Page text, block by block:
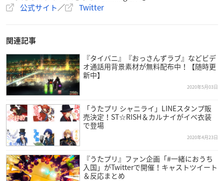
公式サイト／ Twitter
関連記事
『タイバニ』『おっさんずラブ』などビデ
オ通話用背景素材が無料配布中！【随時更
新中】
2020年5月03日
「うたプリ シャニライ」LINEスタンプ販
売決定！ST☆RISH＆カルナイがイベ衣装
で登場
2020年4月23日
『うたプリ』ファン企画「#一緒におうち
入国」がTwitterで開催！キャストツイート
＆反応まとめ